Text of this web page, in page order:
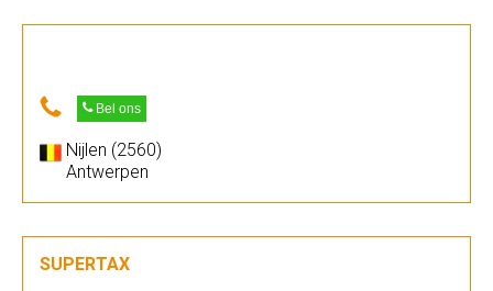
Bel ons
Nijlen (2560)
Antwerpen
SUPERTAX